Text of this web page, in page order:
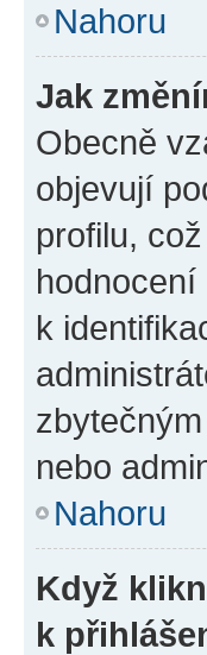
Nahoru
Jak
Obecně
objevují
profilu,
k
nebo
Nahoru
Když
k